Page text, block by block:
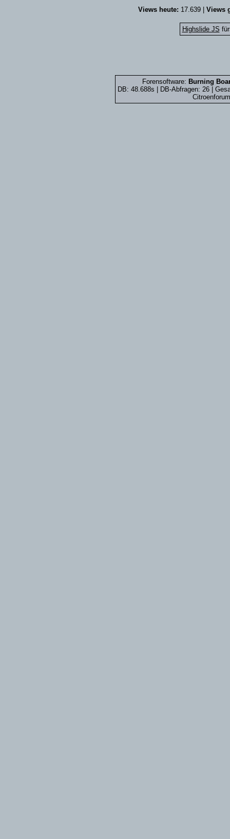
Views heute: 17.639 | Views
Highslide JS
Forensoftware: Burning
DB: 48.688s | DB-Abfragen: 26 |